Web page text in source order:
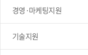
경영·마케팅지원
기술지원